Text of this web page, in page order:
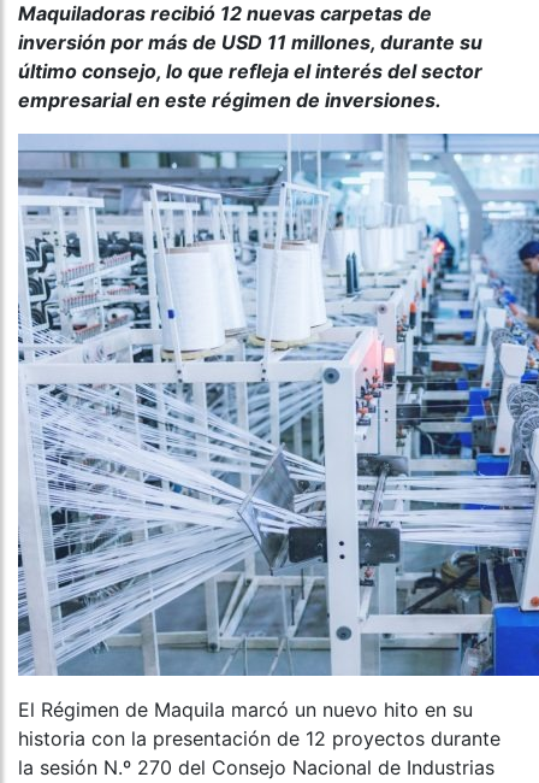
Maquiladoras recibió 12 nuevas carpetas de
inversión por más de USD 11 millones, durante su
último consejo, lo que refleja el interés del sector
empresarial en este régimen de inversiones.
El Régimen de Maquila marcó un nuevo hito en su
historia con la presentación de 12 proyectos durante
la sesión N.º 270 del Consejo Nacional de Industrias